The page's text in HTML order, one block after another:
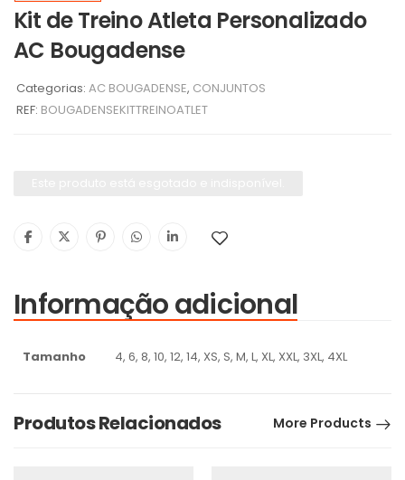
Kit de Treino Atleta Personalizado
AC Bougadense
Categorias: AC BOUGADENSE, CONJUNTOS
REF: BOUGADENSEKITTREINOATLET
Informação adicional
Tamanho 4, 6, 8, 10, 12, 14, XS, S, M, L, XL, XXL, 3XL, 4XL
Produtos Relacionados More Products